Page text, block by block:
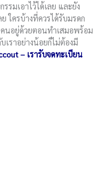
มเอาไว้ได้เลย และยัง
ใครบ้างที่ควรได้รับมรดก
คนอยู่ด้วยตอนทำเสมอพร้อม
ราอย่างน้อยก็ไม่ต้องมี
– เรารับจดทะเบียน